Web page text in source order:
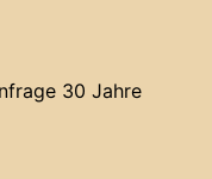
30 Jahre